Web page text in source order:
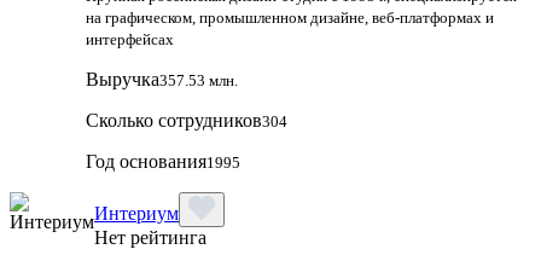
на графическом, промышленном дизайне, веб‑платформах и
интерфейсах
Выручка357.53 млн.
Сколько сотрудников304
Год основания1995
Интериум
Нет рейтинга